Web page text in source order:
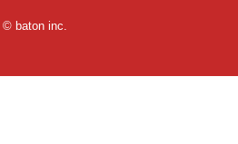
© baton inc.